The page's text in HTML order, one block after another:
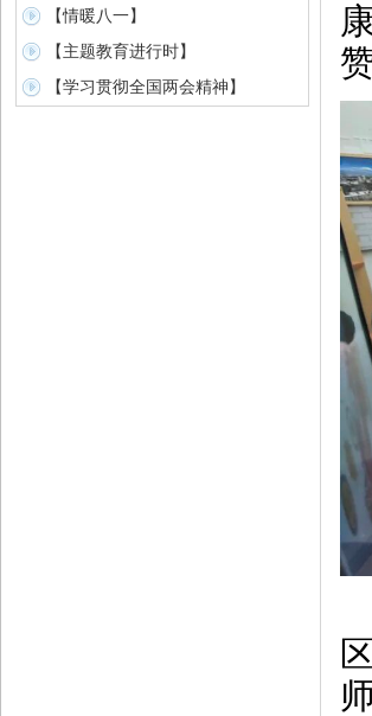
【情暖八一】
【主题教育进行时】
【学习贯彻全国两会精神】